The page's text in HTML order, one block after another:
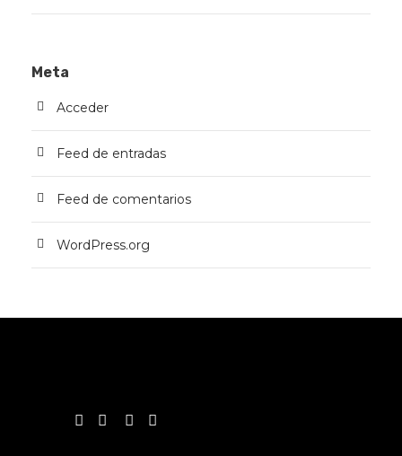
Meta
Acceder
Feed de entradas
Feed de comentarios
WordPress.org